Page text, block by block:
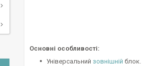
Основні особливості:
Універсальний зовнішній блок.